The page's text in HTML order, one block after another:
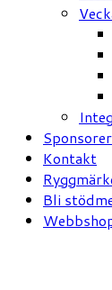
Sponsorer
Kontakt
Bli